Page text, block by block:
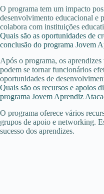
O programa tem um impacto
desenvolvimento educacional e
colabora com instituições
Quais são as oportunidades de
conclusão do programa Jovem
Após o programa, os
podem se tornar funcionários
oportunidades de
Quais são os recursos e apoios
programa Jovem Aprendiz
O programa oferece vários
grupos de apoio e networking.
sucesso dos aprendizes.